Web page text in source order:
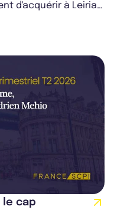
d'acquérir à Leiria,
le cap